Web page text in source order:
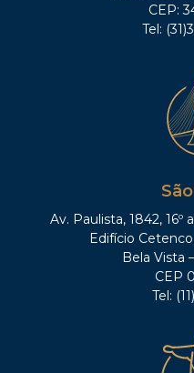
CEP:
Tel:
Av. Paulista, 1842, 16º
Edifício
Bela Vista
CEP
Tel: